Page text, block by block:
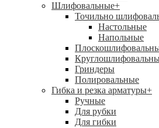
Шлифовальные+
Точильно
Настольные
Напольные
Гриндеры
Полировальные
Гибка и резка арматуры+
Ручные
Для рубки
Для гибки